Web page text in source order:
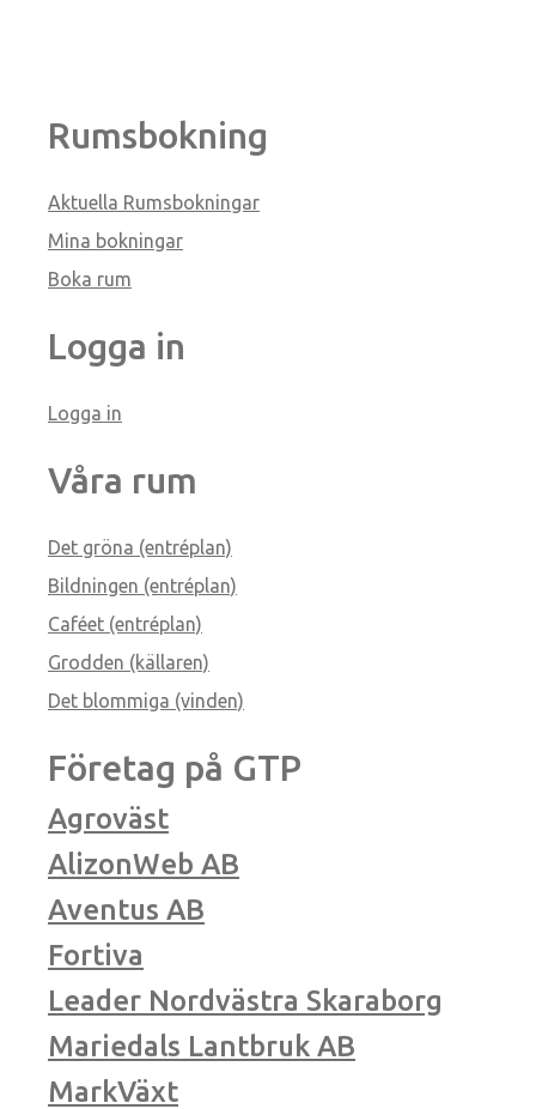
Rumsbokning
Aktuella Rumsbokningar
Mina bokningar
Boka rum
Logga in
Logga in
Våra rum
Det gröna (entréplan)
Bildningen (entréplan)
Caféet (entréplan)
Grodden (källaren)
Det blommiga (vinden)
Företag på GTP
Agroväst
AlizonWeb AB
Aventus AB
Fortiva
Leader Nordvästra Skaraborg
Mariedals Lantbruk AB
MarkVäxt